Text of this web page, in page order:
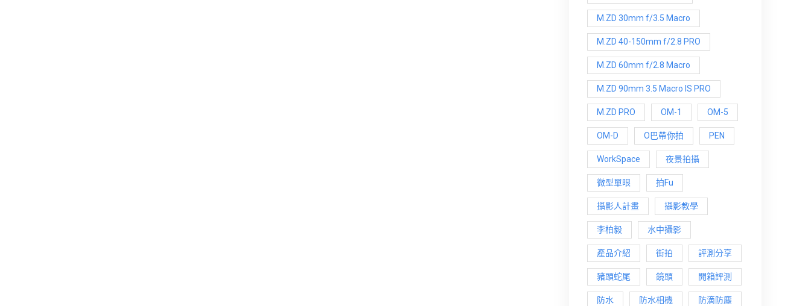
M.ZD 30mm f/3.5 Macro
M.ZD 40-150mm f/2.8 PRO
M.ZD 60mm f/2.8 Macro
M.ZD 90mm 3.5 Macro IS PRO
M.ZD PRO OM-1 OM-5
OM-D O巴帶你拍 PEN
WorkSpace 夜景拍攝
微型單眼 拍Fu
攝影人計畫 攝影教學
李柏毅 水中攝影
產品介紹 街拍 評測分享
豬頭蛇尾 鏡頭 開箱評測
防水 防水相機 防滴防塵